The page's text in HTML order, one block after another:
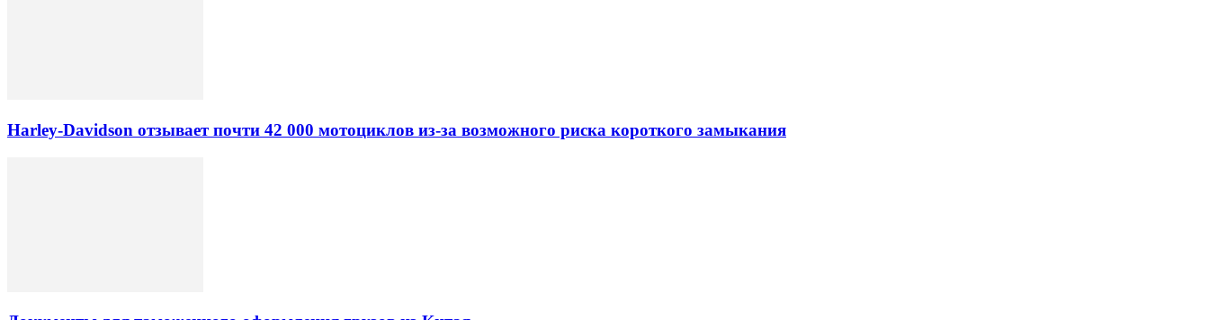
Harley-Davidson отзывает почти 42 000 мотоциклов из-за возможного риска короткого замыкания